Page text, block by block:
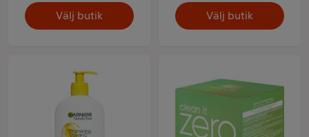
Välj butik Välj butik